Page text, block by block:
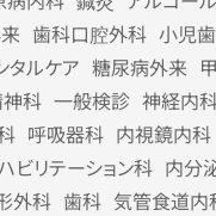
歯科口腔外科 小児
タルケア 糖尿病外来
科 一般検診 神経内
呼吸器科 内視鏡内科
ビリテーション科 内分
外科 歯科 気管食道内